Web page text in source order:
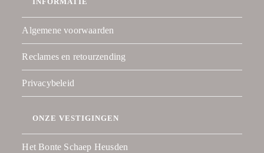
Algemene voorwaarden
Reclames en retourzending
Privacybeleid
ONZE VESTIGINGEN
Het Bonte Schaep Heusden